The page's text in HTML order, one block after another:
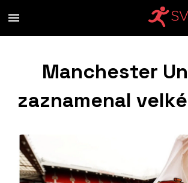
Manchester
zaznamenal